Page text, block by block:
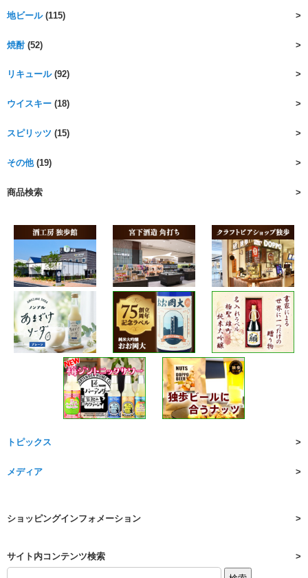
地ビール(115)
焼酎(52)
リキュール(92)
ウイスキー (18)
スピリッツ (15)
その他(19)
商品検索
トピックス
メディア
ショッピングインフォメーション
サイト内コンテンツ検索